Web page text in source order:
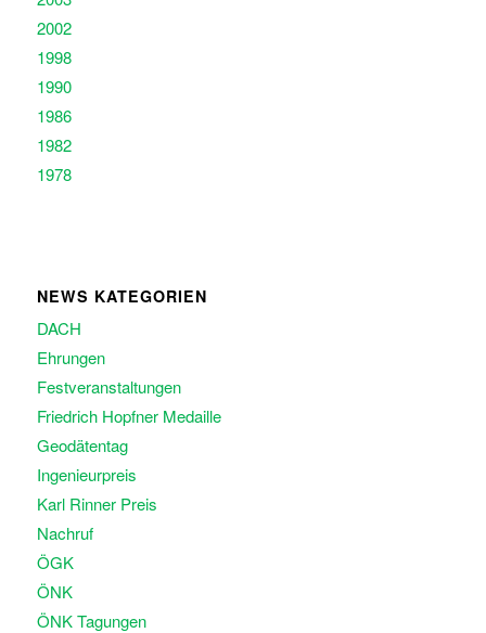
2002
1998
1990
1986
1982
1978
NEWS KATEGORIEN
DACH
Ehrungen
Festveranstaltungen
Friedrich Hopfner Medaille
Geodätentag
Ingenieurpreis
Karl Rinner Preis
Nachruf
ÖGK
ÖNK
ÖNK Tagungen